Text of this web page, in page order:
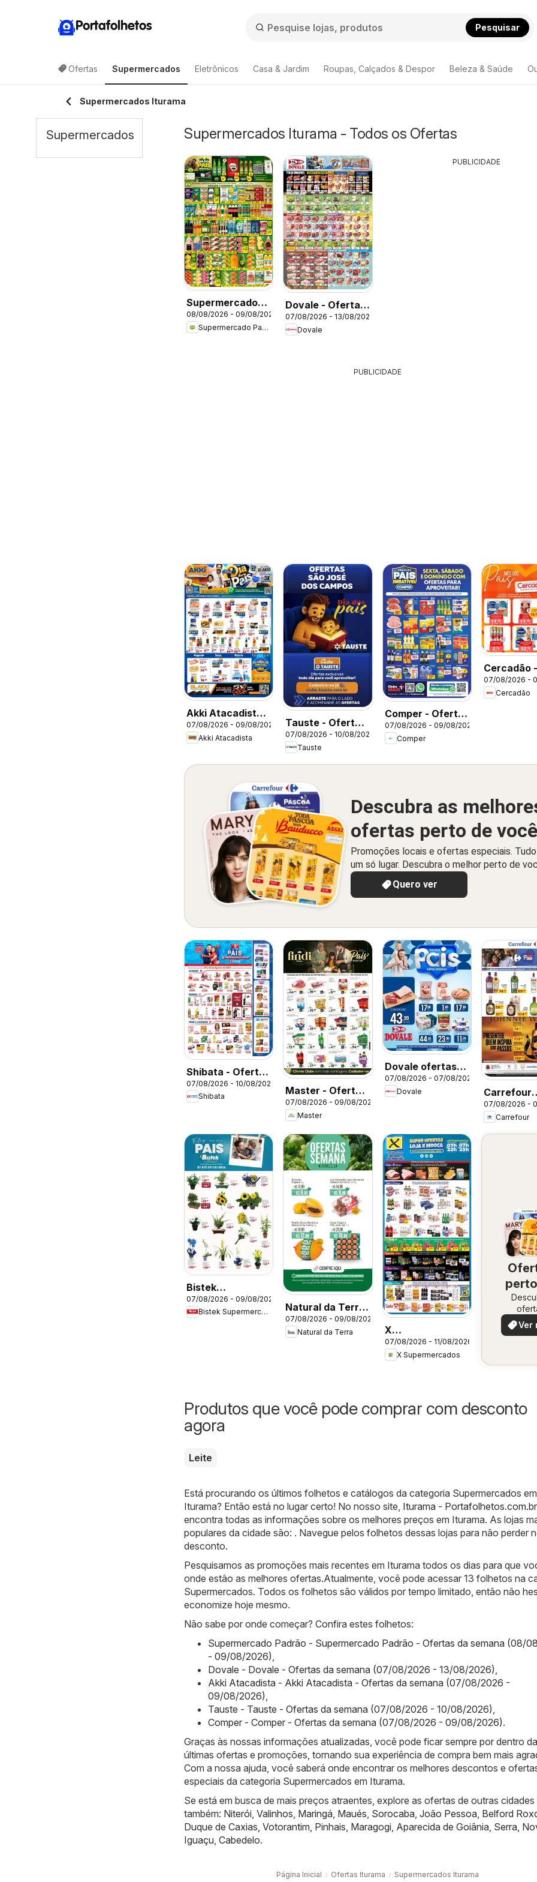
Portafolhetos Pesquisar
Ofertas Supermercados Eletrônicos Casa & Jardim Roupas, Calçados & Despor Beleza & Saúde
Supermercados Iturama
Supermercados Iturama - Todos os Ofertas
Supermercado
Padrão - Ofertas
da semana
08/08/2026 - 09/08/2026
Supermercado Padrão
Dovale - Ofertas
da semana
07/08/2026 - 13/08/2026
Dovale
PUBLICIDADE
PUBLICIDADE
Akki Atacadista -
Ofertas da
semana
07/08/2026 - 09/08/2026
Akki Atacadista
Tauste - Ofertas
da semana
07/08/2026 - 10/08/2026
Tauste
Comper - Ofertas
da semana
07/08/2026 - 09/08/2026
Comper
Cercadão -
Ofertas da
semana
07/08/2026 -
Cercadão
Descubra as
ofertas perto de você
Promoções locais e ofertas especiais.
um só lugar. Descubra o melhor perto de
Quero ver
Shibata - Ofertas
da semana
07/08/2026 - 10/08/2026
Shibata
Master - Ofertas
da semana
07/08/2026 - 09/08/2026
Master
Dovale ofertas
do Dia
07/08/2026 - 07/08/2026
Dovale
Carrefour
ofertas
07/08/2026 -
Carrefour
Bistek
Supermercados
ofertas Dia dos
07/08/2026 - 09/08/2026
Bistek Supermercados
Natural da Terra
- Ofertas da
semana
07/08/2026 - 09/08/2026
Natural da Terra
X
Supermercados -
Ofertas da
07/08/2026 - 11/08/2026
X Supermercados
Ver
Produtos que você pode comprar com desconto
agora
Leite
Está procurando os últimos folhetos e catálogos da categoria Supermercados em
Iturama? Então está no lugar certo! No nosso site, Iturama - Portafolhetos.com.br
encontra todas as informações sobre os melhores preços em Iturama. As lojas
populares da cidade são: . Navegue pelos folhetos dessas lojas para não perder
desconto.
Pesquisamos as promoções mais recentes em Iturama todos os dias para que
onde estão as melhores ofertas.Atualmente, você pode acessar 13 folhetos na
Supermercados. Todos os folhetos são válidos por tempo limitado, então não
economize hoje mesmo.
Não sabe por onde começar? Confira estes folhetos:
Supermercado Padrão - Supermercado Padrão - Ofertas da semana (08/
- 09/08/2026),
Dovale - Dovale - Ofertas da semana (07/08/2026 - 13/08/2026),
Akki Atacadista - Akki Atacadista - Ofertas da semana (07/08/2026 -
09/08/2026),
Tauste - Tauste - Ofertas da semana (07/08/2026 - 10/08/2026),
Comper - Comper - Ofertas da semana (07/08/2026 - 09/08/2026).
Graças às nossas informações atualizadas, você pode ficar sempre por dentro
últimas ofertas e promoções, tornando sua experiência de compra bem mais
Com a nossa ajuda, você saberá onde encontrar os melhores descontos e
especiais da categoria Supermercados em Iturama.
Se está em busca de mais preços atraentes, explore as ofertas de outras cidades
também: Niterói, Valinhos, Maringá, Maués, Sorocaba, João Pessoa, Belford
Duque de Caxias, Votorantim, Pinhais, Maragogi, Aparecida de Goiânia, Serra,
Iguaçu, Cabedelo.
Página Inicial Ofertas Iturama Supermercados Iturama
Supermercados